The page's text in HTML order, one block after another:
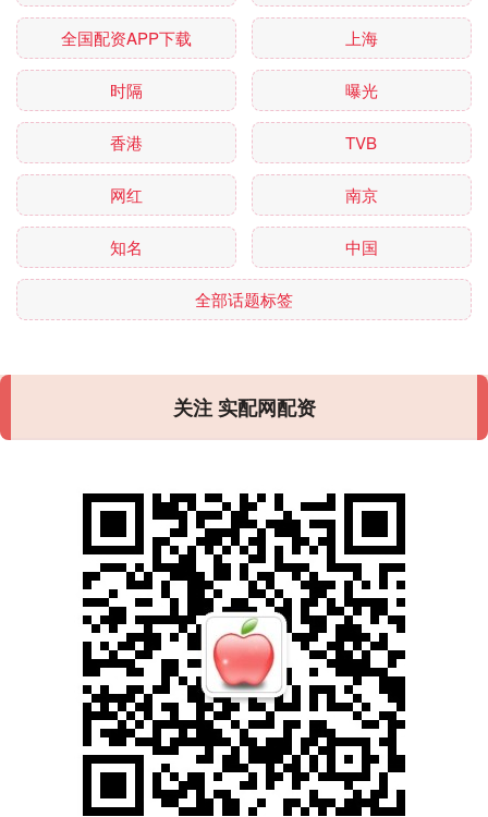
全国配资APP下载 上海
时隔 曝光
香港 TVB
网红 南京
知名 中国
全部话题标签
关注 实配网配资